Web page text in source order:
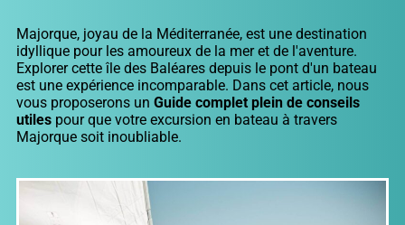
Majorque, joyau de la Méditerranée, est une destination
idyllique pour les amoureux de la mer et de l'aventure.
Explorer cette île des Baléares depuis le pont d'un bateau
est une expérience incomparable. Dans cet article, nous
vous proposerons un Guide complet plein de conseils
utiles pour que votre excursion en bateau à travers
Majorque soit inoubliable.